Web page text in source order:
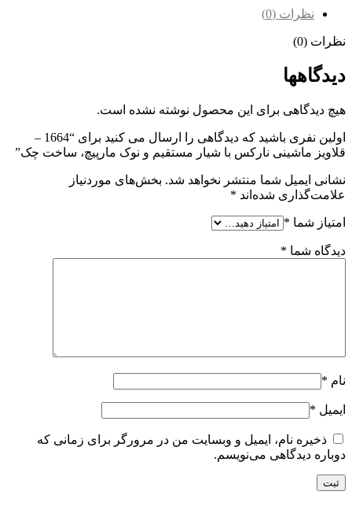
نظرات (0)
نظرات (0)
دیدگاهها
هیچ دیدگاهی برای این محصول نوشته نشده است.
اولین نفری باشید که دیدگاهی را ارسال می کنید برای “1664 –
قلاویز ماشینی نارکس با شیار مستقیم و نوک مارپیچ، ساخت چک”
نشانی ایمیل شما منتشر نخواهد شد. بخش‌های موردنیاز
علامت‌گذاری شده‌اند *
امتیاز شما *
دیدگاه شما *
نام *
ایمیل *
ذخیره نام، ایمیل و وبسایت من در مرورگر برای زمانی که
دوباره دیدگاهی می‌نویسم.